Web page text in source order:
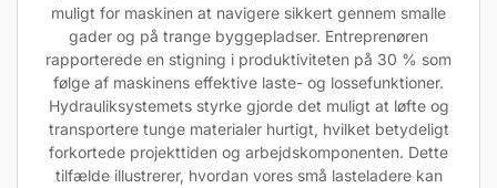
muligt for maskinen at navigere sikkert gennem smalle
gader og på trange byggepladser. Entreprenøren
rapporterede en stigning i produktiviteten på 30 % som
følge af maskinens effektive laste- og lossefunktioner.
Hydrauliksystemets styrke gjorde det muligt at løfte og
transportere tunge materialer hurtigt, hvilket betydeligt
forkortede projekttiden og arbejdskomponenten. Dette
tilfælde illustrerer, hvordan vores små lasteladere kan